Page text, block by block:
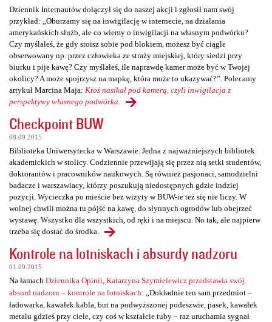
Dziennik Internautów dołączył się do naszej akcji i zgłosił nam swój
przykład: „Oburzamy się na inwigilację w internecie, na działania
amerykańskich służb, ale co wiemy o inwigilacji na własnym podwórku?
Czy myślałeś, że gdy stoisz sobie pod blokiem, możesz być ciągle
obserwowany np. przez człowieka ze straży miejskiej, który siedzi przy
biurku i pije kawę? Czy myślałeś, ile naprawdę kamer może być w Twojej
okolicy? A może spojrzysz na mapkę, która może to ukazywać?”. Polecamy
artykuł Marcina Maja: Ktoś nasikał pod kamerą, czyli inwigilacja z
perspektywy własnego podwórka
Checkpoint BUW
08.09.2015
Biblioteka Uniwersytecka w Warszawie. Jedna z najważniejszych bibliotek
akademickich w stolicy. Codziennie przewijają się przez nią setki studentów,
doktorantów i pracowników naukowych. Są również pasjonaci, samodzielni
badacze i warszawiacy, którzy poszukują niedostępnych gdzie indziej
pozycji. Wycieczka po mieście bez wizyty w BUW-ie też się nie liczy. W
wolnej chwili można tu pójść na kawę, do słynnych ogrodów lub obejrzeć
wystawę. Wszystko dla wszystkich, od ręki i na miejscu. No tak, ale najpierw
trzeba się dostać do środka.
Kontrole na lotniskach i absurdy nadzoru
01.09.2015
Na łamach Dziennika Opinii, Katarzyna Szymielewicz przedstawia swój
absurd nadzoru – kontrole na lotniskach: „Dokładnie ten sam przedmiot –
ładowarka, kawałek kabla, but na podwyższonej podeszwie, pasek, kawałek
metalu gdzieś przy ciele, czy coś w kształcie tuby – raz uruchamia sygnał